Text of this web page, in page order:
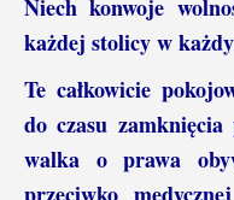
Niech konwoje
każdej stolicy w
Te całkowicie
do czasu
walka o prawa
przeciwko